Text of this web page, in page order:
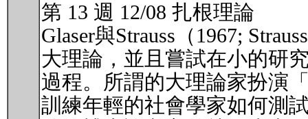
第 13 週 12/08 扎根理論
Glaser與Strauss（1967;
大理論，並且嘗試在小的研
過程。所謂的大理論家扮演
訓練年輕的社會學家如何測